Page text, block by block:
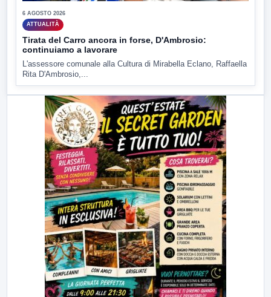
6 AGOSTO 2026
ATTUALITÀ
Tirata del Carro ancora in forse, D'Ambrosio:
continuiamo a lavorare
L'assessore comunale alla Cultura di Mirabella Eclano, Raffaella
Rita D'Ambrosio,...